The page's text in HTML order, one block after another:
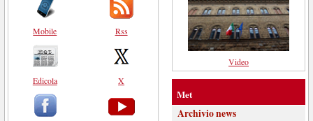
Mobile
Edicola
Rss
X
Video
Met
Archivio news